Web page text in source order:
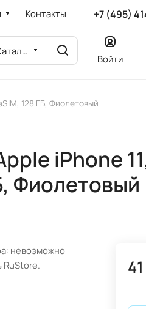
Контакты +7 (495)
Каталог
Войти
128 ГБ, Фиолетовый
iPhone
Фиолетовый
невозможно
RuStore.